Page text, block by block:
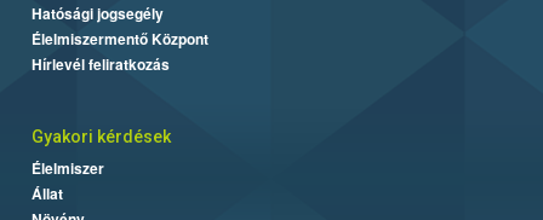
Hatósági jogsegély
Élelmiszermentő Központ
Hírlevél feliratkozás
Gyakori kérdések
Élelmiszer
Állat